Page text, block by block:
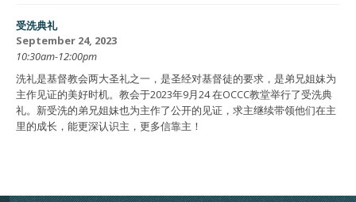
受洗典礼
September 24, 2023
10:30am-12:00pm
洗礼是基督教会两大圣礼之一，是圣经对基督徒的要求，是弟兄姐妹为
主作见证的美好时机。教会于2023年9月24 在OCCC教堂举行了受洗典
礼。新受洗的弟兄姐妹也为主作了公开的见证，求主继续带领他们在主
里的成长，能更深认识主，更多信靠主！